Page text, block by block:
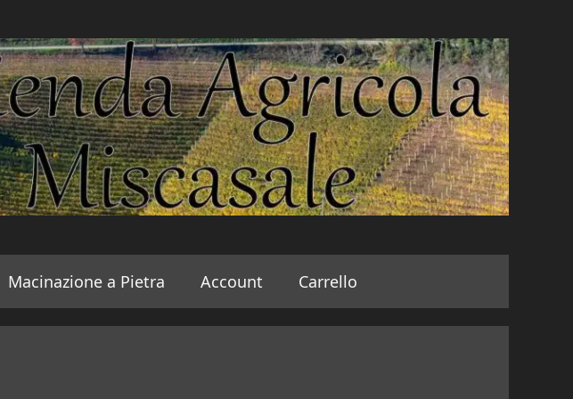
Macinazione a Pietra Account Carrello